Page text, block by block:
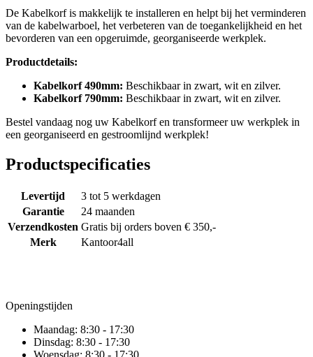
De Kabelkorf is makkelijk te installeren en helpt bij het verminderen
van de kabelwarboel, het verbeteren van de toegankelijkheid en het
bevorderen van een opgeruimde, georganiseerde werkplek.
Productdetails:
Kabelkorf 490mm: Beschikbaar in zwart, wit en zilver.
Kabelkorf 790mm: Beschikbaar in zwart, wit en zilver.
Bestel vandaag nog uw Kabelkorf en transformeer uw werkplek in
een georganiseerd en gestroomlijnd werkplek!
Productspecificaties
Levertijd
3 tot 5 werkdagen
Garantie
24 maanden
Verzendkosten Gratis bij orders boven € 350,-
Merk
Kantoor4all
Openingstijden
Maandag: 8:30 - 17:30
Dinsdag: 8:30 - 17:30
Woensdag: 8:30 - 17:30